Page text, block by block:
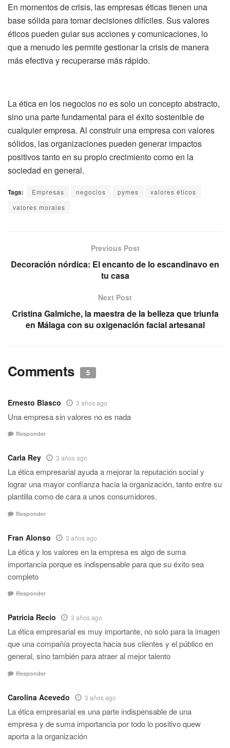
En momentos de crisis, las empresas éticas tienen una
base sólida para tomar decisiones difíciles. Sus valores
éticos pueden guiar sus acciones y comunicaciones, lo
que a menudo les permite gestionar la crisis de manera
más efectiva y recuperarse más rápido.
La ética en los negocios no es solo un concepto abstracto,
sino una parte fundamental para el éxito sostenible de
cualquier empresa. Al construir una empresa con valores
sólidos, las organizaciones pueden generar impactos
positivos tanto en su propio crecimiento como en la
sociedad en general.
Tags: Empresas negocios pymes
valores éticos
valores morales
Previous Post
Decoración nórdica: El encanto de lo escandinavo en
tu casa
Next Post
Cristina Galmiche, la maestra de la belleza que triunfa
en Málaga con su oxigenación facial artesanal
Comments 5
Ernesto Blasco 3 años ago
Una empresa sin valores no es nada
Responder
Carla Rey 3 años ago
La ética empresarial ayuda a mejorar la reputación social y
lograr una mayor confianza hacia la organización, tanto entre su
plantilla como de cara a unos consumidores.
Responder
Fran Alonso 3 años ago
La ética y los valores en la empresa es algo de suma
importancia porque es indispensable para que su éxito sea
completo
Responder
Patricia Recio 3 años ago
La ética empresarial es muy importante, no solo para la imagen
que una compañía proyecta hacia sus clientes y el público en
general, sino también para atraer al mejor talento
Responder
Carolina Acevedo 3 años ago
La ética empresarial es una parte indispensable de una
empresa y de suma importancia por todo lo positivo quew
aporta a la organización